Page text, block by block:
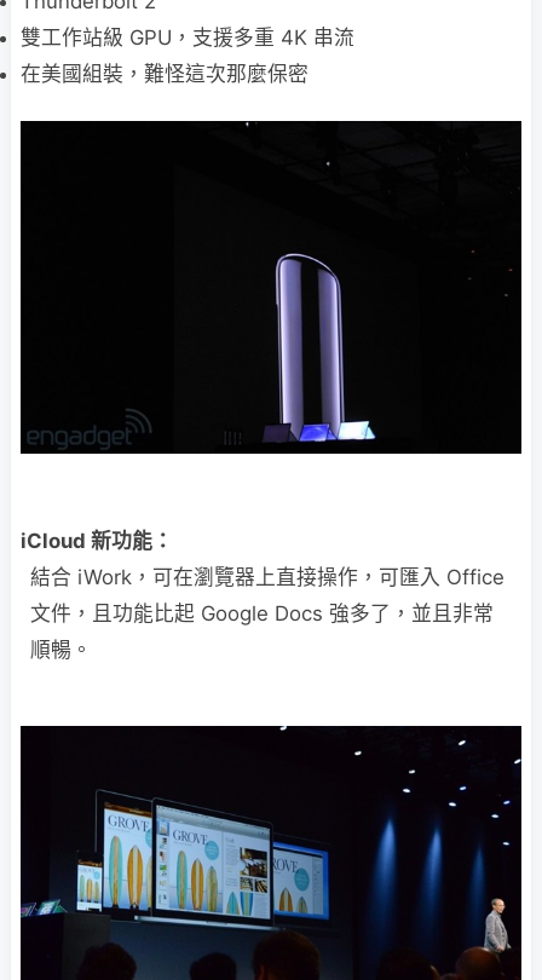
雙工作站級 GPU，支援多重 4K 串流
在美國組裝，難怪這次那麼保密
iCloud 新功能：
結合 iWork，可在瀏覽器上直接操作，可匯入 Office
文件，且功能比起 Google Docs 強多了，並且非常
順暢。